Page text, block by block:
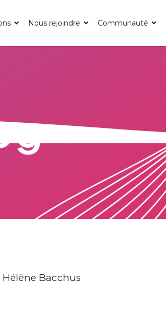
Nous rejoindre Communauté